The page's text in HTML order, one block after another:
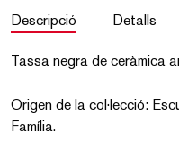
Descripció Detalls
Tassa negra de ceràmica
Origen de la col·lecció:
Família.